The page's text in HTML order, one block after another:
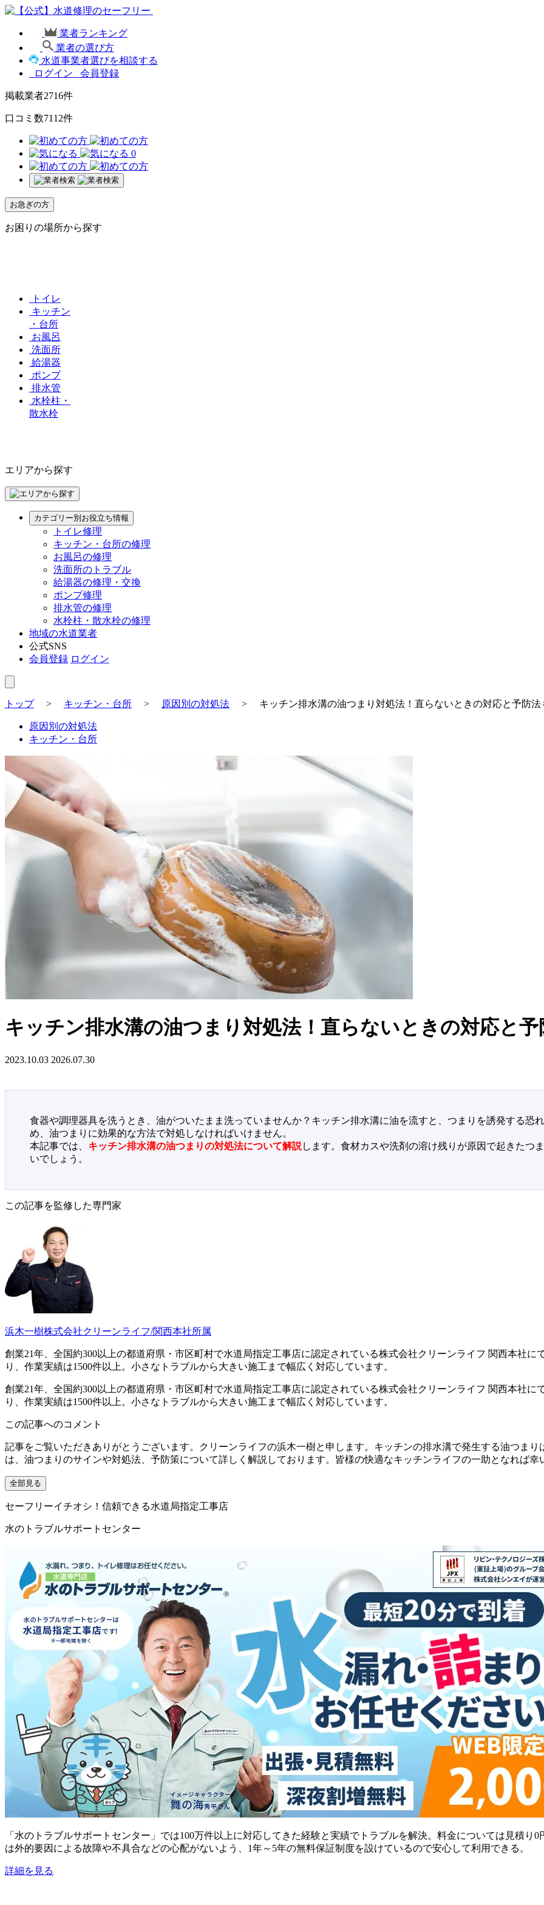
業者ランキング
業者の選び方
水道事業者選びを相談する
ログイン
会員登録
掲載業者2716件
口コミ数7112件
0
お急ぎの方
お困りの場所から探す
トイレ
キッチン
・台所
お風呂
洗面所
給湯器
ポンプ
排水管
水栓柱・
散水栓
エリアから探す
カテゴリー別お役立ち情報
トイレ修理
キッチン・台所の修理
お風呂の修理
洗面所のトラブル
給湯器の修理・交換
ポンプ修理
排水管の修理
水栓柱・散水栓の修理
地域の水道業者
公式SNS
会員登録 ログイン
トップ> キッチン・台所 > 原因別の対処法 > キッチン排水溝の油つまり対処法！直らないときの対応と予防法
原因別の対処法
キッチン・台所
キッチン排水溝の油つまり対処法！直らないときの対応と
2023.10.03 2026.07.30
食器や調理器具を洗うとき、油がついたまま洗っていませんか？キッチン排水溝に油を流すと、つまりを誘発する恐
め、油つまりに効果的な方法で対処しなければいけません。
本記事では、 キッチン排水溝の油つまりの対処法について解説します。食材カスや洗剤の溶け残りが原因で起きたつ
いでしょう。
この記事を監修した専門家
浜木一樹株式会社クリーンライフ/関西本社所属
創業21年、全国約300以上の都道府県・市区町村で水道局指定工事店に認定されている株式会社クリーンライフ 関西本社
り、作業実績は1500件以上。小さなトラブルから大きい施工まで幅広く対応しています。
創業21年、全国約300以上の都道府県・市区町村で水道局指定工事店に認定されている株式会社クリーンライフ 関西本社
り、作業実績は1500件以上。小さなトラブルから大きい施工まで幅広く対応しています。
この記事へのコメント
記事をご覧いただきありがとうございます。クリーンライフの浜木一樹と申します。キッチンの排水溝で発生する油つま
は、油つまりのサインや対処法、予防策について詳しく解説しております。皆様の快適なキッチンライフの一助となれば幸
全部見る
セーフリーイチオシ！信頼できる水道局指定工事店
水のトラブルサポートセンター
「水のトラブルサポートセンター」では100万件以上に対応してきた経験と実績でトラブルを解決。料金については見積り
は外的要因による故障や不具合などの心配がないよう、1年～5年の無料保証制度を設けているので安心して利用できる。
詳細を見る